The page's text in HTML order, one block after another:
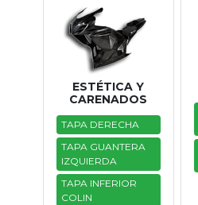
ESTÉTICA Y
CARENADOS
TAPA DERECHA
TAPA GUANTERA
IZQUIERDA
TAPA INFERIOR
COLIN